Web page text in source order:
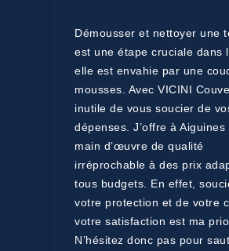
Démousser et nettoyer une
est une étape cruciale dans
elle est envahie par une
mousses. Avec VICINI
inutile de vous soucier de
dépenses. J’offre à Aiguines
main d’œuvre de qualité
irréprochable à des prix
tous budgets. En effet,
votre protection et de votre
votre satisfaction est ma
N’hésitez donc pas pour